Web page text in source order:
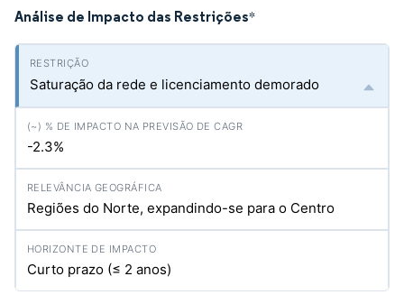
Análise de Impacto das Restrições*
Saturação da rede e licenciamento demorado
-2.3%
Regiões do Norte, expandindo-se para o Centro
Curto prazo (≤ 2 anos)